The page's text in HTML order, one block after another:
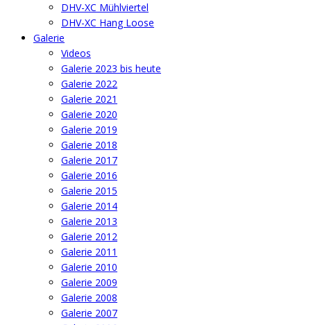
DHV-XC Mühlviertel
DHV-XC Hang Loose
Galerie
Videos
Galerie 2023 bis heute
Galerie 2022
Galerie 2021
Galerie 2020
Galerie 2019
Galerie 2018
Galerie 2017
Galerie 2016
Galerie 2015
Galerie 2014
Galerie 2013
Galerie 2012
Galerie 2011
Galerie 2010
Galerie 2009
Galerie 2008
Galerie 2007